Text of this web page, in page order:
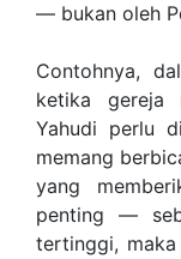
— bukan oleh
Contohnya,
ketika gereja
Yahudi perlu
memang
yang
penting —
tertinggi, maka